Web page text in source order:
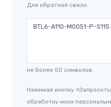
Для обратной связи.
не более 50 символов.
Нажимая кнопку
обработку моих